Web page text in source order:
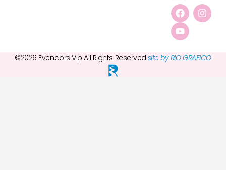
©2026 Evendors Vip All Rights Reserved.site by RIO GRAFICO